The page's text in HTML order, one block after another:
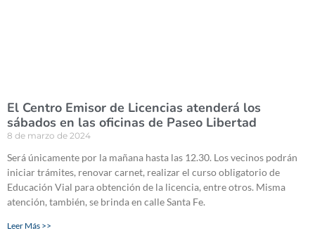
El Centro Emisor de Licencias atenderá los
sábados en las oficinas de Paseo Libertad
8 de marzo de 2024
Será únicamente por la mañana hasta las 12.30. Los vecinos podrán
iniciar trámites, renovar carnet, realizar el curso obligatorio de
Educación Vial para obtención de la licencia, entre otros. Misma
atención, también, se brinda en calle Santa Fe.
Leer Más >>